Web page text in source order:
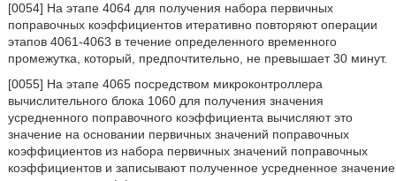
[0054] На этапе 4064 для получения набора первичных
поправочных коэффициентов итеративно повторяют операции
этапов 4061-4063 в течение определенного временного
промежутка, который, предпочтительно, не превышает 30 минут.
[0055] На этапе 4065 посредством микроконтроллера
вычислительного блока 1060 для получения значения
усредненного поправочного коэффициента вычисляют это
значение на основании первичных значений поправочных
коэффициентов из набора первичных значений поправочных
коэффициентов и записывают полученное усредненное значение